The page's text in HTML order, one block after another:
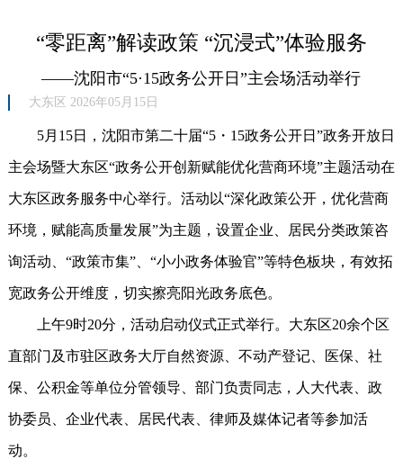
“零距离”解读政策 “沉浸式”体验服务
——沈阳市“5·15政务公开日”主会场活动举行
大东区 2026年05月15日
5月15日，沈阳市第二十届“5・15政务公开日”政务开放日
主会场暨大东区“政务公开创新赋能优化营商环境”主题活动在
大东区政务服务中心举行。活动以“深化政策公开，优化营商
环境，赋能高质量发展”为主题，设置企业、居民分类政策咨
询活动、“政策市集”、“小小政务体验官”等特色板块，有效拓
宽政务公开维度，切实擦亮阳光政务底色。
上午9时20分，活动启动仪式正式举行。大东区20余个区
直部门及市驻区政务大厅自然资源、不动产登记、医保、社
保、公积金等单位分管领导、部门负责同志，人大代表、政
协委员、企业代表、居民代表、律师及媒体记者等参加活
动。